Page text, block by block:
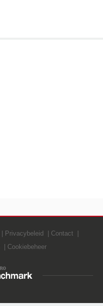
Privacybeleid
Contact
Cookiebeheer